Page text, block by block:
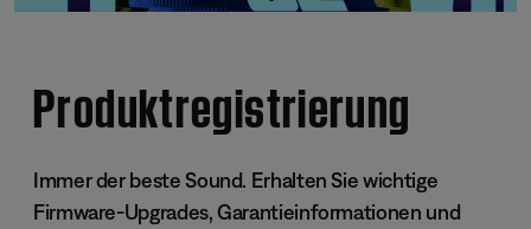
Produktregistrierung
Immer der beste Sound. Erhalten Sie wichtige
Firmware-Upgrades, Garantieinformationen und